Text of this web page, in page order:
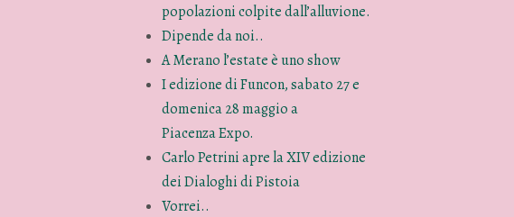
popolazioni colpite dall’alluvione.
Dipende da noi..
A Merano l’estate è uno show
I edizione di Funcon, sabato 27 e
domenica 28 maggio a
Piacenza Expo.
Carlo Petrini apre la XIV edizione
dei Dialoghi di Pistoia
Vorrei..